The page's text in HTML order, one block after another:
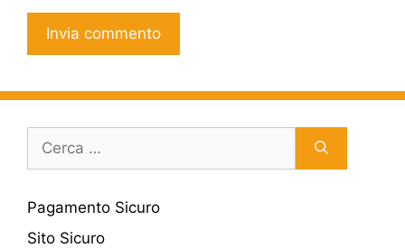
Ricerca
Pagamento Sicuro
Sito Sicuro